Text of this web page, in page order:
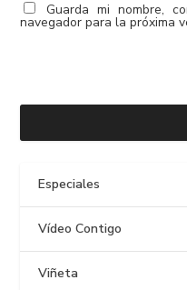
Guarda mi nombre,
navegador para la próxima
Especiales
Vídeo Contigo
Viñeta